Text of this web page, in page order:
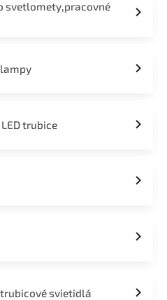
svetlomety,pracovné
trubice
trubicové svietidlá